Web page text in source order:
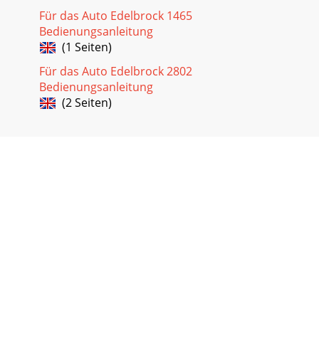
Für das Auto Edelbrock 1465
Bedienungsanleitung
(1 Seiten)
Für das Auto Edelbrock 2802
Bedienungsanleitung
(2 Seiten)